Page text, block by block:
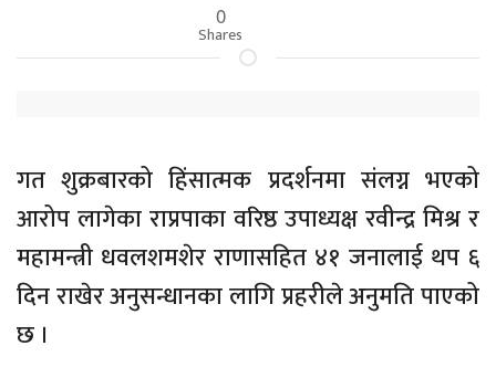
0
Shares
गत शुक्रबारको हिंसात्मक प्रदर्शनमा संलग्न भएको
आरोप लागेका राप्रपाका वरिष्ठ उपाध्यक्ष रवीन्द्र मिश्र र
महामन्त्री धवलशमशेर राणासहित ४१ जनालाई थप ६
दिन राखेर अनुसन्धानका लागि प्रहरीले अनुमति पाएको
छ ।